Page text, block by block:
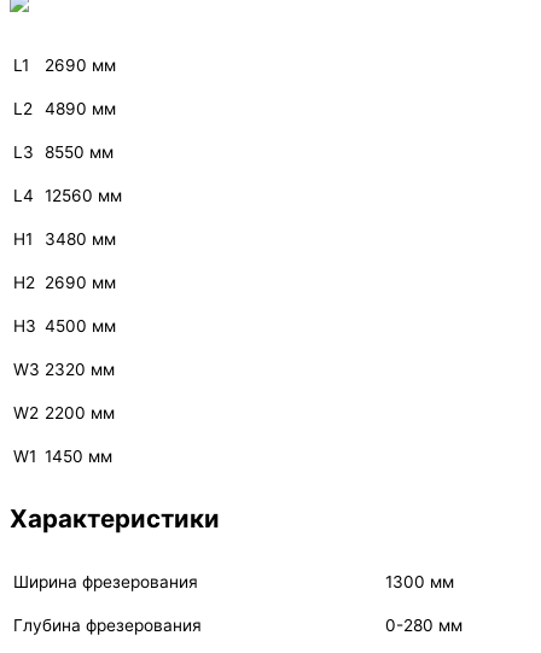
L1 2690 мм
L2 4890 мм
L3 8550 мм
L4 12560 мм
H1 3480 мм
H2 2690 мм
H3 4500 мм
W3 2320 мм
W2 2200 мм
W1 1450 мм
Характеристики
Ширина фрезерования 1300 мм
Глубина фрезерования 0-280 мм